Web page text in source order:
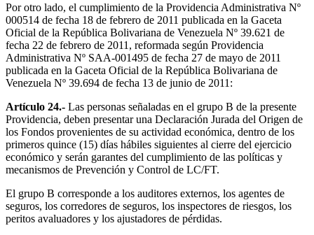
Por otro lado, el cumplimiento de la Providencia Administrativa Nº
000514 de fecha 18 de febrero de 2011 publicada en la Gaceta
Oficial de la República Bolivariana de Venezuela Nº 39.621 de
fecha 22 de febrero de 2011, reformada según Providencia
Administrativa Nº SAA-001495 de fecha 27 de mayo de 2011
publicada en la Gaceta Oficial de la República Bolivariana de
Venezuela Nº 39.694 de fecha 13 de junio de 2011:
Artículo 24.- Las personas señaladas en el grupo B de la presente
Providencia, deben presentar una Declaración Jurada del Origen de
los Fondos provenientes de su actividad económica, dentro de los
primeros quince (15) días hábiles siguientes al cierre del ejercicio
económico y serán garantes del cumplimiento de las políticas y
mecanismos de Prevención y Control de LC/FT.
El grupo B corresponde a los auditores externos, los agentes de
seguros, los corredores de seguros, los inspectores de riesgos, los
peritos avaluadores y los ajustadores de pérdidas.